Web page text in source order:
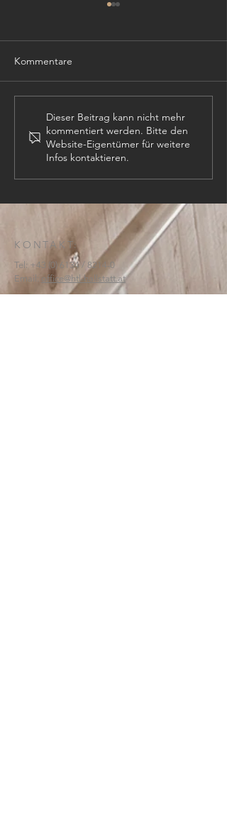
PROJEKTLEITER (m,w,d)
Kommentare
Dieser Beitrag kann nicht mehr
kommentiert werden. Bitte den
Website-Eigentümer für weitere
Infos kontaktieren.
KONTAKT:
Tel: +43 (0) 6134/ 8214-0
Email: office@htl-hallstatt.at